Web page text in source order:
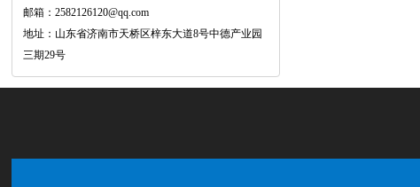
邮箱：2582126120@qq.com
地址：山东省济南市天桥区梓东大道8号中德产业园
三期29号